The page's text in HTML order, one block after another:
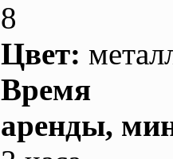
8
Цвет:
Время
аренды,